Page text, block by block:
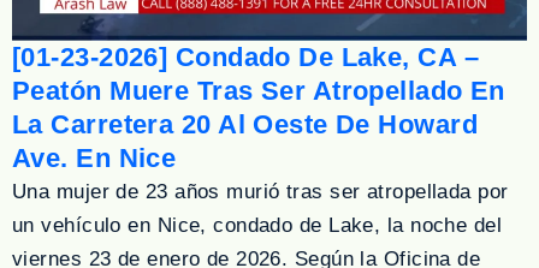
[01-23-2026] Condado De Lake, CA –
Peatón Muere Tras Ser Atropellado En
La Carretera 20 Al Oeste De Howard
Ave. En Nice
Una mujer de 23 años murió tras ser atropellada por
un vehículo en Nice, condado de Lake, la noche del
viernes 23 de enero de 2026. Según la Oficina de